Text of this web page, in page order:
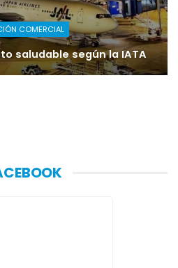
COMERCIAL
saludable según la IATA